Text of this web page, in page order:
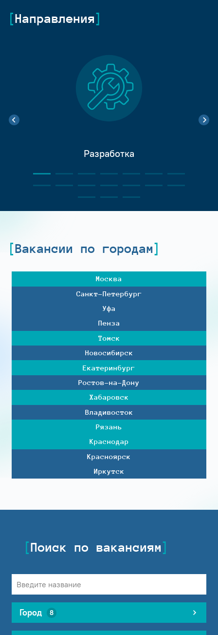
Направления
Разработка
Вакансии по городам
Москва
Санкт-Петербург
Уфа
Пенза
Томск
Новосибирск
Екатеринбург
Ростов-на-Дону
Хабаровск
Владивосток
Рязань
Краснодар
Красноярск
Иркутск
Поиск по вакансиям
Город 8